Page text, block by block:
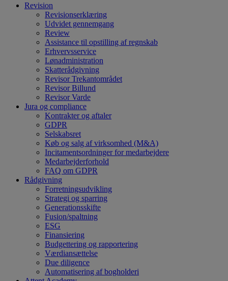
Revision
Revisionserklæring
Udvidet gennemgang
Review
Assistance til opstilling af regnskab
Erhvervsservice
Lønadministration
Skatterådgivning
Revisor Trekantområdet
Revisor Billund
Revisor Varde
Jura og compliance
Kontrakter og aftaler
GDPR
Selskabsret
Køb og salg af virksomhed (M&A)
Incitamentsordninger for medarbejdere
Medarbejderforhold
FAQ om GDPR
Rådgivning
Forretningsudvikling
Strategi og sparring
Generationsskifte
Fusion/spaltning
ESG
Finansiering
Budgettering og rapportering
Værdiansættelse
Due diligence
Automatisering af bogholderi